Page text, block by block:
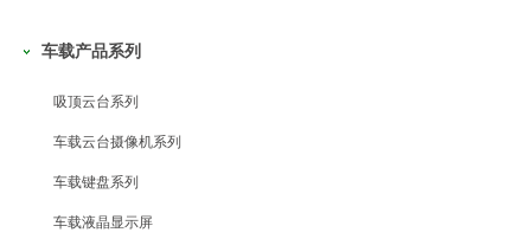
车载产品系列
吸顶云台系列
车载云台摄像机系列
车载键盘系列
车载液晶显示屏